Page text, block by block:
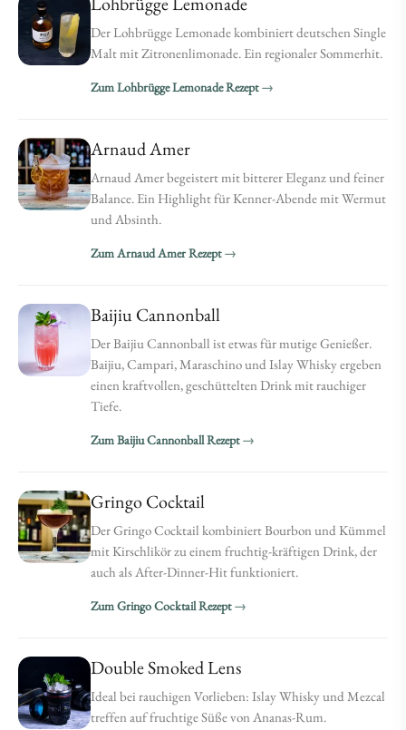
Der Lohbrügge Lemonade kombiniert deutschen Single
Malt mit Zitronenlimonade. Ein regionaler Sommerhit.
Zum Lohbrügge Lemonade Rezept
Arnaud Amer
Arnaud Amer begeistert mit bitterer Eleganz und feiner
Balance. Ein Highlight für Kenner-Abende mit Wermut
und Absinth.
Zum Arnaud Amer Rezept
Baijiu Cannonball
Der Baijiu Cannonball ist etwas für mutige Genießer.
Baijiu, Campari, Maraschino und Islay Whisky ergeben
einen kraftvollen, geschüttelten Drink mit rauchiger
Tiefe.
Zum Baijiu Cannonball Rezept
Gringo Cocktail
Der Gringo Cocktail kombiniert Bourbon und Kümmel
mit Kirschlikör zu einem fruchtig-kräftigen Drink, der
auch als After-Dinner-Hit funktioniert.
Zum Gringo Cocktail Rezept
Double Smoked Lens
Ideal bei rauchigen Vorlieben: Islay Whisky und Mezcal
treffen auf fruchtige Süße von Ananas-Rum.